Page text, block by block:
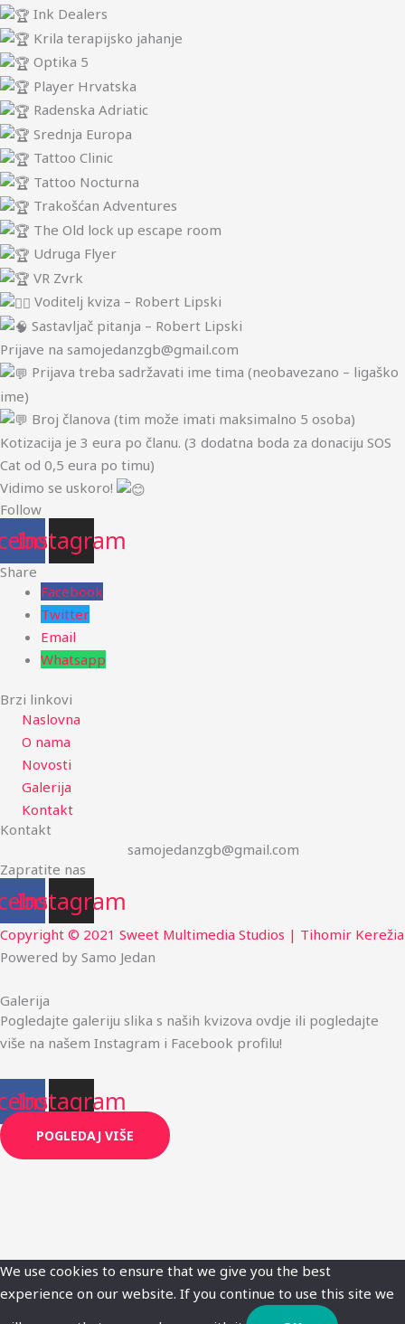
Ink Dealers
Krila terapijsko jahanje
Optika 5
Player Hrvatska
Radenska Adriatic
Srednja Europa
Tattoo Clinic
Tattoo Nocturna
Trakošćan Adventures
The Old lock up escape room
Udruga Flyer
VR Zvrk
Voditelj kviza – Robert Lipski
Sastavljač pitanja – Robert Lipski
Prijave na samojedanzgb@gmail.com
Prijava treba sadržavati ime tima (neobavezano – ligaško
ime)
Broj članova (tim može imati maksimalno 5 osoba)
Kotizacija je 3 eura po članu. (3 dodatna boda za donaciju SOS
Cat od 0,5 eura po timu)
Vidimo se uskoro!
Follow
Instagram
Share
Facebook
Twitter
Email
Whatsapp
Brzi linkovi
Naslovna
O nama
Novosti
Galerija
Kontakt
Kontakt
samojedanzgb@gmail.com
Zapratite nas
Instagram
Copyright © 2021 Sweet Multimedia Studios | Tihomir Kerežia
Powered by Samo Jedan
Galerija
Pogledajte galeriju slika s naših kvizova ovdje ili pogledajte
više na našem Instagram i Facebook profilu!
Instagram
POGLEDAJ VIŠE
We use cookies to ensure that we give you the best
experience on our website. If you continue to use this site we